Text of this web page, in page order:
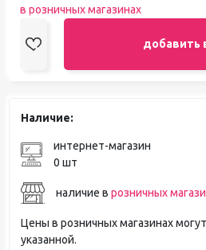
в розничных магазинах
добавить
Наличие:
интернет-магазин
0 шт
наличие в розничных
Цены в розничных магазинах
указанной.